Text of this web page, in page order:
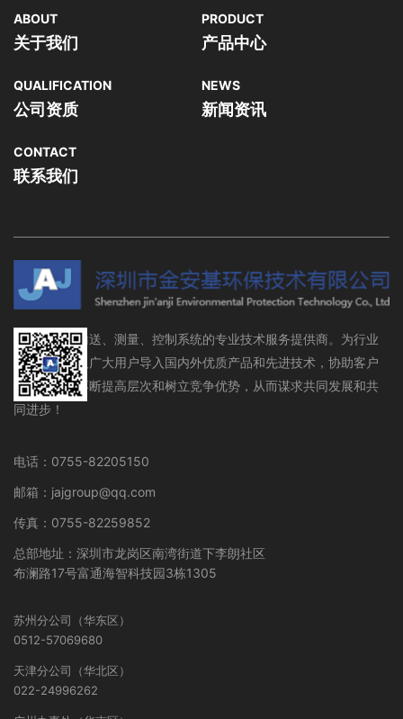
ABOUT
关于我们
PRODUCT
产品中心
QUALIFICATION
公司资质
NEWS
新闻资讯
CONTACT
联系我们
流体存储、输送、测量、控制系统的专业技术服务提供商。为行业
设备制造商及广大用户导入国内外优质产品和先进技术，协助客户
在行业领域不断提高层次和树立竞争优势，从而谋求共同发展和共
同进步！
电话：0755-82205150
邮箱：jajgroup@qq.com
传真：0755-82259852
总部地址：深圳市龙岗区南湾街道下李朗社区
布澜路17号富通海智科技园3栋1305
苏州分公司（华东区）
0512-57069680
天津分公司（华北区）
022-24996262